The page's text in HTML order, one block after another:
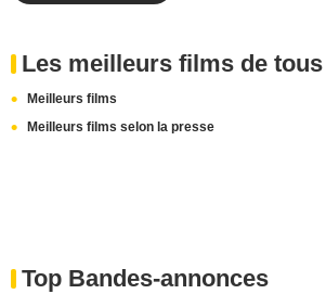
Les meilleurs films de
Meilleurs films
Meilleurs films selon la presse
Top Bandes-annonces